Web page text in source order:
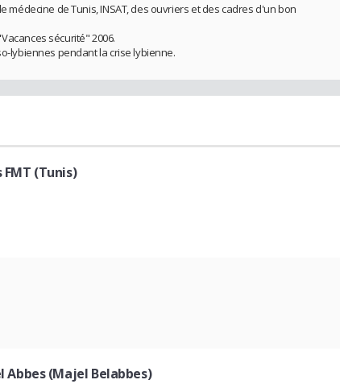
de Tunis, INSAT, des ouvriers et des cadres d'un bon
sécurité" 2006.
lybiennes pendant la crise lybienne.
FMT (Tunis)
Abbes (Majel Belabbes)